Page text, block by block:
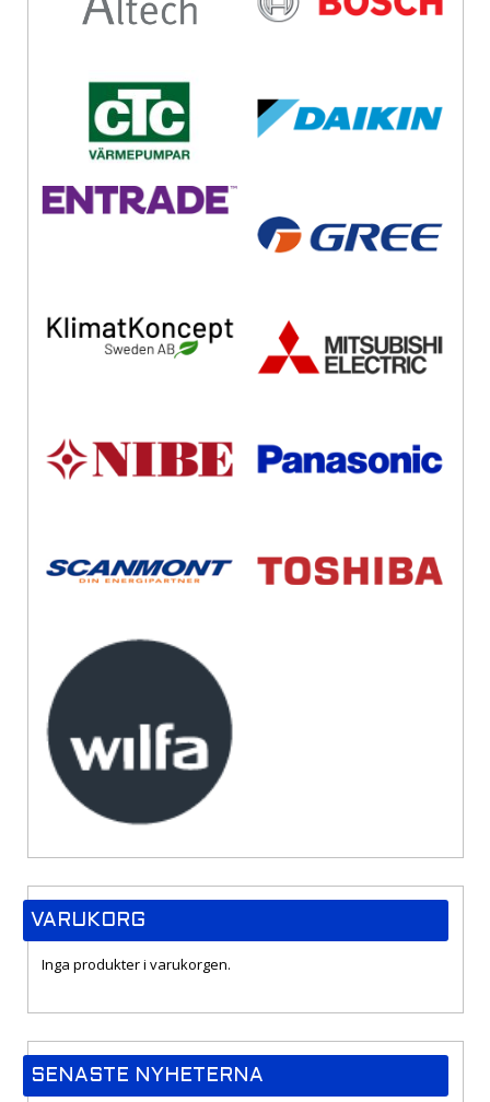
VARUKORG
Inga produkter i varukorgen.
SENASTE NYHETERNA